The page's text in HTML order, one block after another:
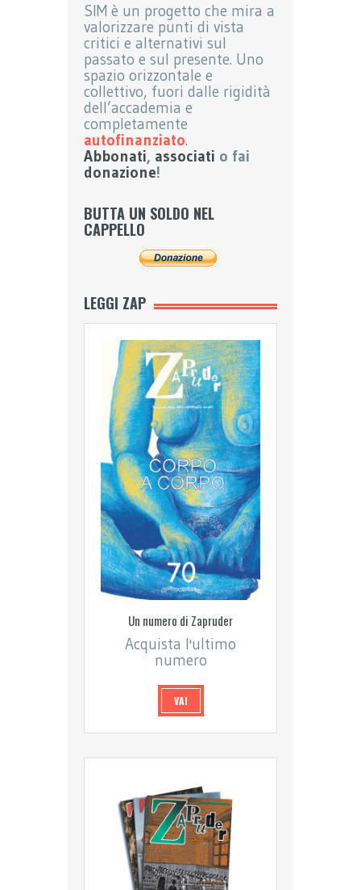
SIM è un progetto che mira a
valorizzare punti di vista
critici e alternativi sul
passato e sul presente. Uno
spazio orizzontale e
collettivo, fuori dalle rigidità
dell’accademia e
completamente
autofinanziato.
Abbonati, associati o fai
donazione!
BUTTA UN SOLDO NEL
CAPPELLO
LEGGI ZAP
Un numero di Zapruder
Acquista l'ultimo
numero
VAI